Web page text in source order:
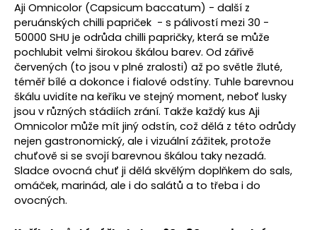
Aji Omnicolor (Capsicum baccatum) - další z
peruánských chilli papriček - s pálivostí mezi 30 -
50000 SHU je odrůda chilli papričky, která se může
pochlubit velmi širokou škálou barev. Od zářivě
červených (to jsou v plné zralosti) až po světle žluté,
téměř bílé a dokonce i fialové odstíny. Tuhle barevnou
škálu uvidíte na keříku ve stejný moment, neboť lusky
jsou v různých stádiích zrání. Takže každý kus Aji
Omnicolor může mít jiný odstín, což dělá z této odrůdy
nejen gastronomický, ale i vizuální zážitek, protože
chuťově si se svojí barevnou škálou taky nezadá.
Sladce ovocná chuť ji dělá skvělým doplňkem do sals,
omáček, marinád, ale i do salátů a to třeba i do
ovocných.